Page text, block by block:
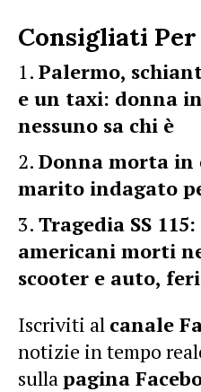
Consigliati Per
Palermo,
e un taxi: donna
nessuno sa chi è
Donna morta in
marito indagato
Tragedia SS
americani morti
scooter e auto,
Iscriviti al canale
notizie in tempo
sullapagina